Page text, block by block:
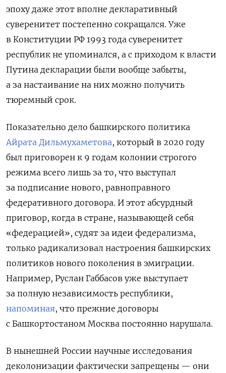
эпоху даже этот вполне декларативный
суверенитет постепенно сокращался. Уже
в Конституции РФ 1993 года суверенитет
республик не упоминался, а с приходом к власти
Путина декларации были вообще забыты,
а за настаивание на них можно получить
тюремный срок.
Показательно дело башкирского политика
Айрата Дильмухаметова, который в 2020 году
был приговорен к 9 годам колонии строгого
режима всего лишь за то, что выступал
за подписание нового, равноправного
федеративного договора. И этот абсурдный
приговор, когда в стране, называющей себя
«федерацией», судят за идеи федерализма,
только радикализовал настроения башкирских
политиков нового поколения в эмиграции.
Например, Руслан Габбасов уже выступает
за полную независимость республики,
напоминая, что прежние договоры
с Башкортостаном Москва постоянно нарушала.
В нынешней России научные исследования
деколонизации фактически запрещены — они